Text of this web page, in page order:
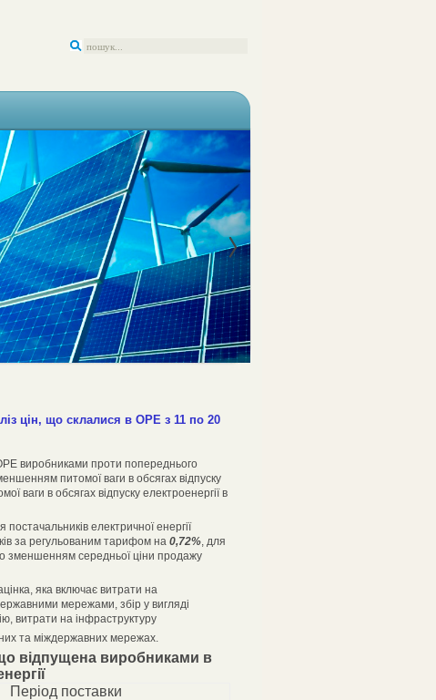
цін, що склалися в ОРЕ з 11 по 20
виробниками проти попереднього
питомої ваги в обсягах відпуску
ваги в обсягах відпуску електроенергії в
електричної енергії
за регульованим тарифом на 0,72%, для
зменшенням середньої ціни продажу
яка включає витрати на
мережами, збір у вигляді
витрати на інфраструктуру
та міждержавних мережах.
що відпущена виробниками в
Період поставки